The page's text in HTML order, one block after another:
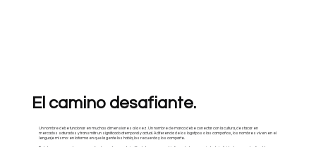
El camino desafiante.
Un nombre debe funcionar en muchas dimensiones a la vez. Un nombre de marca debe conectar con la cultura, destacar en
mercados saturados y transmitir un significado atemporal y actual. A diferencia de los logotipos o las campañas, los nombres viven en el
lenguaje mismo: en la forma en que la gente los habla, los recuerda y los comparte.